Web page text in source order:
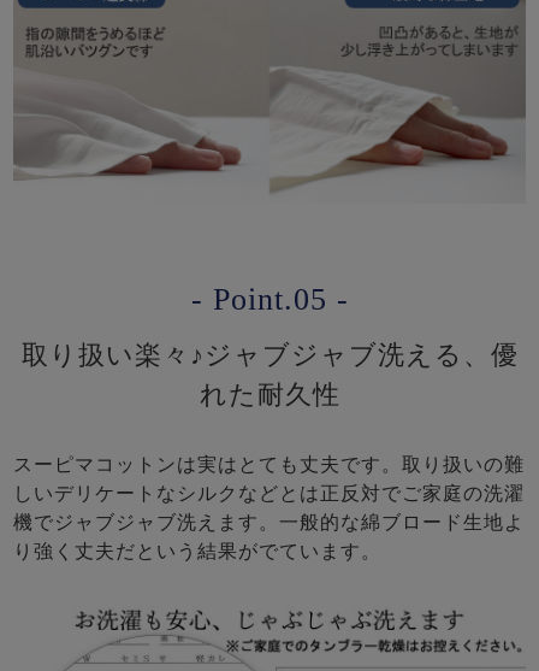
- Point.05 -
取り扱い楽々♪ジャブジャブ洗える、優
れた耐久性
スーピマコットンは実はとても丈夫です。取り扱いの難
しいデリケートなシルクなどとは正反対でご家庭の洗濯
機でジャブジャブ洗えます。一般的な綿ブロード生地よ
り強く丈夫だという結果がでています。